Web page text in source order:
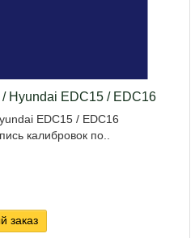
Hyundai EDC15 / EDC16
EDC15 / EDC16
калибровок по..
заказ